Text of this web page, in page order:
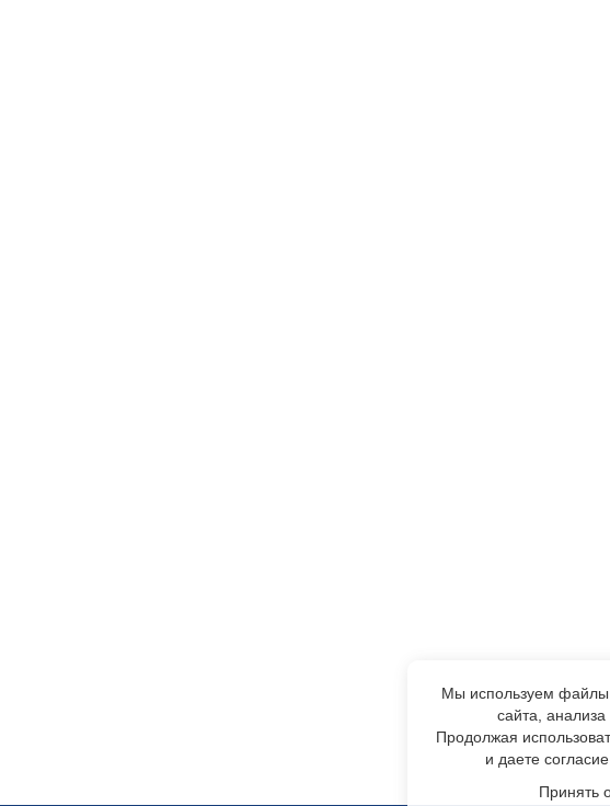
Мы используем файлы
сайта,
Продолжая
и даете
Принять